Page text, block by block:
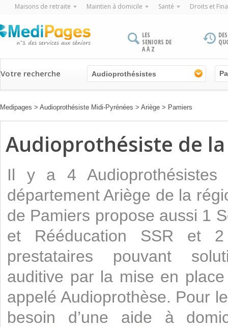
Maisons de retraite Maintien à domicile Santé Droits et
LES
SENIORS DE
A À Z
Votre recherche Audioprothésistes
Medipages > Audioprothésiste Midi-Pyrénées > Ariège > Pamiers
Audioprothésiste de
Il y a 4
département Ariège de la
de Pamiers propose aussi 1
et Rééducation SSR et
prestataires pouvant
auditive par la mise en
appelé Audioprothèse. Pour
besoin d’une aide à